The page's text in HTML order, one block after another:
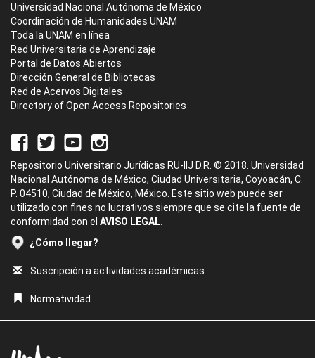
Universidad Nacional Autónoma de México
Coordinación de Humanidades UNAM
Toda la UNAM en línea
Red Universitaria de Aprendizaje
Portal de Datos Abiertos
Dirección General de Bibliotecas
Red de Acervos Digitales
Directory of Open Access Repositories
Repositorio Universitario Jurídicas RU-IIJ D.R. © 2018. Universidad
Nacional Autónoma de México, Ciudad Universitaria, Coyoacán, C.
P. 04510, Ciudad de México, México. Este sitio web puede ser
utilizado con fines no lucrativos siempre que se cite la fuente de
conformidad con el AVISO LEGAL.
¿Cómo llegar?
Suscripción a actividades académicas
Normatividad